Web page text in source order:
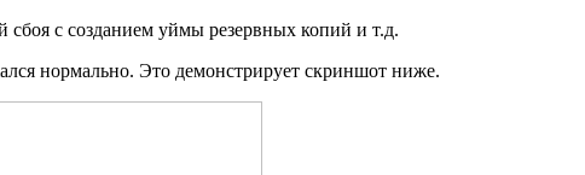
с созданием уймы резервных копий и т.д.
нормально. Это демонстрирует скриншот ниже.